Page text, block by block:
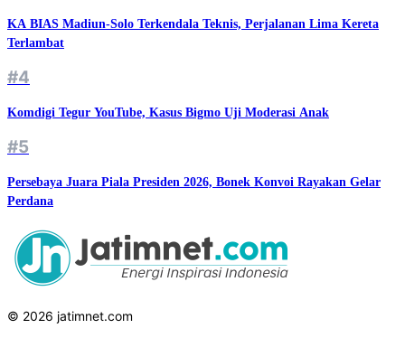
KA BIAS Madiun-Solo Terkendala Teknis, Perjalanan Lima Kereta
Terlambat
#4
Komdigi Tegur YouTube, Kasus Bigmo Uji Moderasi Anak
#5
Persebaya Juara Piala Presiden 2026, Bonek Konvoi Rayakan Gelar
Perdana
© 2026 jatimnet.com